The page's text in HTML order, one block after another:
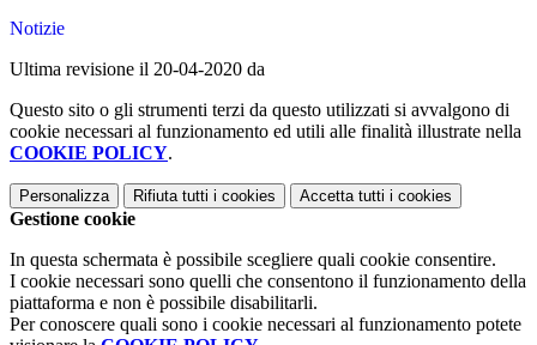
Notizie
Ultima revisione il 20-04-2020 da
Questo sito o gli strumenti terzi da questo utilizzati si avvalgono di
cookie necessari al funzionamento ed utili alle finalità illustrate nella
COOKIE POLICY.
Personalizza Rifiuta tutti i cookies Accetta tutti i cookies
Gestione cookie
In questa schermata è possibile scegliere quali cookie consentire.
I cookie necessari sono quelli che consentono il funzionamento della
piattaforma e non è possibile disabilitarli.
Per conoscere quali sono i cookie necessari al funzionamento potete